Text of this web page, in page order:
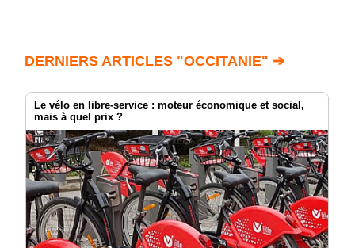
DERNIERS ARTICLES "OCCITANIE" ➔
Le vélo en libre-service : moteur économique et social,
mais à quel prix ?